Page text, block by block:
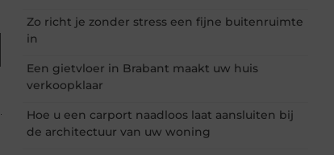
Zo richt je zonder stress een fijne buitenruimte
in
Een gietvloer in Brabant maakt uw huis
verkoopklaar
Hoe u een carport naadloos laat aansluiten bij
de architectuur van uw woning